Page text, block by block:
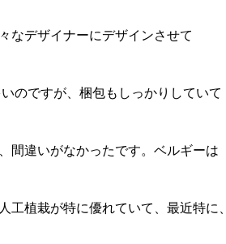
なデザイナーにデザインさせて
のですが、梱包もしっかりしていて
間違いがなかったです。ベルギーは
工植栽が特に優れていて、最近特に、